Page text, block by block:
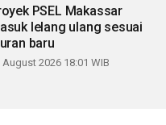
PSEL Makassar
lelang ulang sesuai
baru
August 2026 18:01 WIB